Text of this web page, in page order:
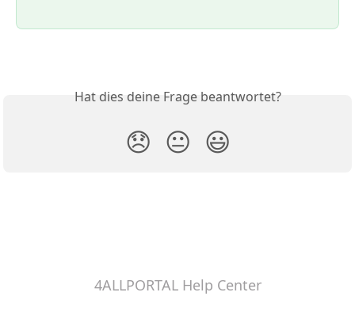
Hat dies deine Frage beantwortet?
😞 😐 😃
4ALLPORTAL Help Center